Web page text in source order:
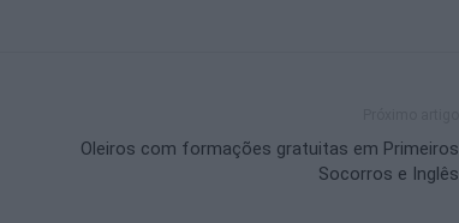
Oleiros com formações gratuitas em Primeiros
Socorros e Inglês